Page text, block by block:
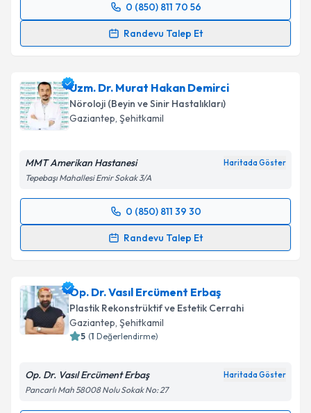
Takvim Talebini Gönder
0 (850) 811 70 56
Randevu Talep Et
Randevu Takvimi Talebi
takvim hazırlandığında e-posta ile bilgilendireceğiz.
E-posta Adresiniz
Kişisel verilerimin işlenmesine ilişkin
Metni'ni okudum ve kişisel verilerimin belirtilen
kapsamda işlenmesini kabul ediyorum.
Takvim Talebini Gönder
Uzm. Dr. Murat Hakan Demirci
Nöroloji (Beyin ve Sinir Hastalıkları)
Gaziantep, Şehitkamil
MMT Amerikan Hastanesi Haritada Göster
Tepebaşı Mahallesi Emir Sokak 3/A
0 (850) 811 39 30
Randevu Talep Et
Randevu Takvimi Talebi
için bir takvim hazırlandığında e-posta ile
bilgilendireceğiz.
E-posta Adresiniz
Op. Dr. Vasıl Ercüment Erbaş
Plastik Rekonstrüktif ve Estetik Cerrahi
Gaziantep, Şehitkamil
5 (1 Değerlendirme)
Op. Dr. Vasıl Ercüment Erbaş Haritada Göster
Pancarlı Mah 58008 Nolu Sokak No: 27